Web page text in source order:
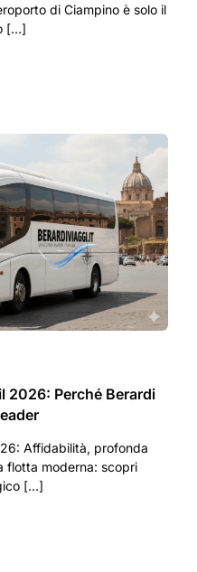
di Ciampino è solo il
[…]
2026: Perché Berardi
Affidabilità, profonda
flotta moderna: scopri
[…]